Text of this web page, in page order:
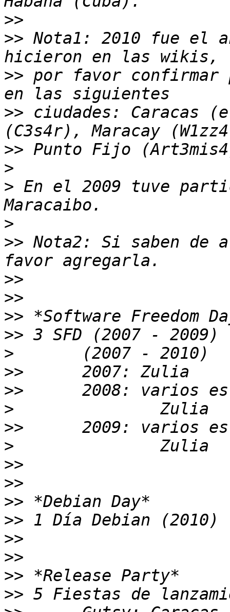
>>
>> Nota1: 2010 fue el
>> por favor confirmar
>> ciudades: Caracas
>>
>
> En el 2009 tuve
>
>> Nota2: Si saben de
>>
>>
>>
>>
>
>>
>>
>
>>
>
>>
>>
>>
>>
>>
>>
>>
>>